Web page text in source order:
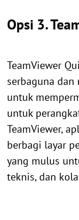
Opsi 3.
TeamViewer
serbaguna dan
untuk
untuk
TeamViewer,
berbagi layar
yang mulus
teknis, dan